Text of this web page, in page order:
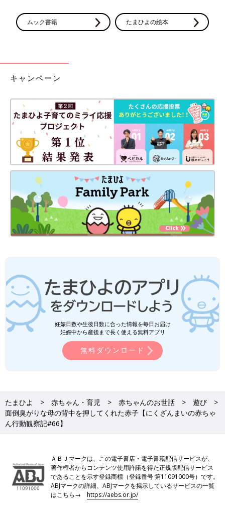
ムック書籍 たまひよの絵本
キャンペーン
妊娠日数や生後日数に合った情報を毎日お届け
妊娠中から産後まで長く使える無料アプリ
無料ダウンロード
たまひよ 赤ちゃん・育児 赤ちゃんのお世話
遊び
面倒臭がりな母の背中を押してくれた赤子【にくざんまいの赤ちゃ
ん行動観察記#66】
ＡＢＪマークは、この電子書店・電子書籍配信サービスが、
著作権者からコンテンツ使用許諾を得た正規版配信サービス
であることを示す登録商標（登録番号 第11091000号）です。
ABJマークの詳細、ABJマークを掲示しているサービスの一覧
はこちら→https://aebs.or.jp/